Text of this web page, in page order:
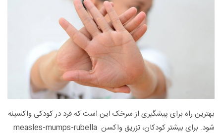
بهترین راه برای پیشگیری از سرخک این است که فرد در کودکی واکسینه
شود. برای بیشتر کودکان، تزریق واکسن measles-mumps-rubella